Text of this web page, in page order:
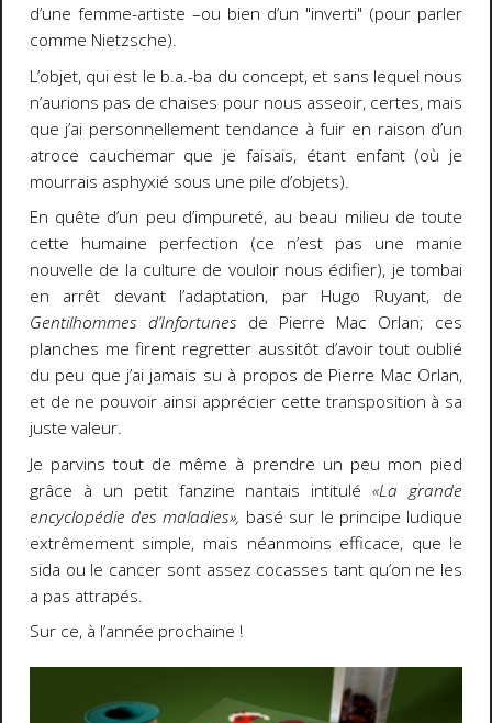
d’une femme-artiste –ou bien d’un "inverti" (pour parler
comme Nietzsche).
L’objet, qui est le b.a.-ba du concept, et sans lequel nous
n’aurions pas de chaises pour nous asseoir, certes, mais
que j’ai personnellement tendance à fuir en raison d’un
atroce cauchemar que je faisais, étant enfant (où je
mourrais asphyxié sous une pile d’objets).
En quête d’un peu d’impureté, au beau milieu de toute
cette humaine perfection (ce n’est pas une manie
nouvelle de la culture de vouloir nous édifier), je tombai
en arrêt devant l’adaptation, par Hugo Ruyant, de
Gentilhommes d’Infortunes de Pierre Mac Orlan; ces
planches me firent regretter aussitôt d’avoir tout oublié
du peu que j’ai jamais su à propos de Pierre Mac Orlan,
et de ne pouvoir ainsi apprécier cette transposition à sa
juste valeur.
Je parvins tout de même à prendre un peu mon pied
grâce à un petit fanzine nantais intitulé«La grande
encyclopédie des maladies», basé sur le principe ludique
extrêmement simple, mais néanmoins efficace, que le
sida ou le cancer sont assez cocasses tant qu’on ne les
a pas attrapés.
Sur ce, à l’année prochaine !